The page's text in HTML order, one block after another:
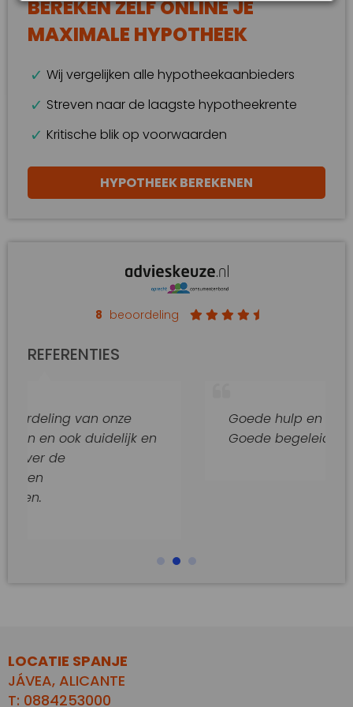
BEREKEN ZELF ONLINE JE
MAXIMALE HYPOTHEEK
Wij vergelijken alle hypotheekaanbieders
Streven naar de laagste hypotheekrente
Kritische blik op voorwaarden
HYPOTHEEK BEREKENEN
8 beoordeling
REFERENTIES
onze
duidelijk en
Goede hulp en adviezen.
Goede begeleiding van dit
LOCATIE SPANJE
JÁVEA, ALICANTE
T: 0884253000